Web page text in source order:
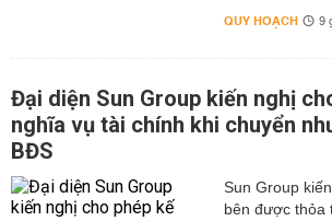
QUY HOẠCH 9
Đại diện Sun Group kiến nghị
nghĩa vụ tài chính khi chuyển
BĐS
Sun Group
bên được thỏa